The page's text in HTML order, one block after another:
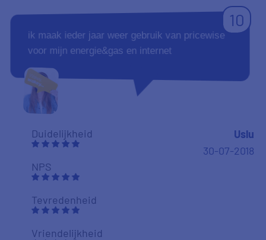
10
ik maak ieder jaar weer gebruik van pricewise
voor mijn energie&gas en internet
Duidelijkheid
NPS
Tevredenheid
Vriendelijkheid
Uslu
30-07-2018